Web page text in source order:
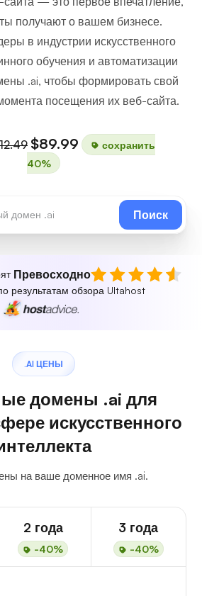
получают о вашем бизнесе.
в индустрии искусственного
обучения и автоматизации
.ai, чтобы формировать свой
посещения их веб-сайта.
$89.99
сохранить
40%
Поиск
Превосходно
результатам обзора Ultahost
.AI ЦЕНЫ
домены .ai для
искусственного
на ваше доменное имя .ai.
2 года
-40%
3 года
-40%